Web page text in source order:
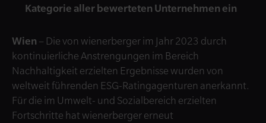
Kategorie aller bewerteten Unternehmen ein
Wien – Die von wienerberger im Jahr 2023 durch
kontinuierliche Anstrengungen im Bereich
Nachhaltigkeit erzielten Ergebnisse wurden von
weltweit führenden ESG-Ratingagenturen anerkannt.
Für die im Umwelt- und Sozialbereich erzielten
Fortschritte hat wienerberger erneut